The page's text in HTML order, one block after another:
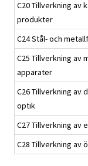
C20 Tillverkning av
produkter
C24 Stål- och
C25 Tillverkning av
apparater
C26 Tillverkning av
optik
C27 Tillverkning av
C28 Tillverkning av